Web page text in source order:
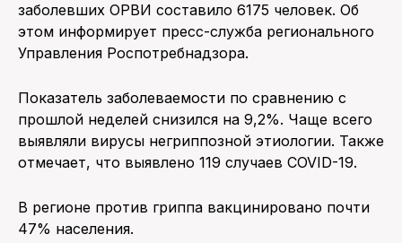
заболевших ОРВИ составило 6175 человек. Об
этом информирует пресс-служба регионального
Управления Роспотребнадзора.
Показатель заболеваемости по сравнению с
прошлой неделей снизился на 9,2%. Чаще всего
выявляли вирусы негриппозной этиологии. Также
отмечает, что выявлено 119 случаев COVID-19.
В регионе против гриппа вакцинировано почти
47% населения.